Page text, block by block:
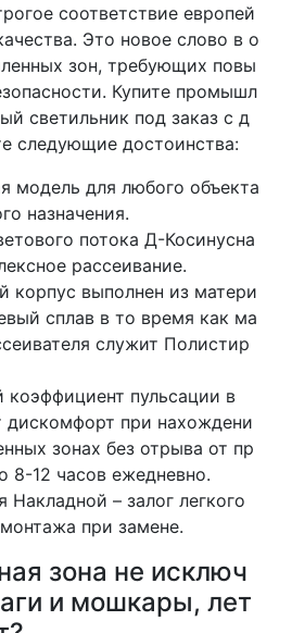
соответствие европей
Это новое слово в о
зон, требующих повы
Купите промышл
светильник под заказ с д
следующие достоинства:
модель для любого объекта
назначения.
потока Д-Косинусна
рассеивание.
корпус выполнен из матери
сплав в то время как ма
служит Полистир
пульсации в
дискомфорт при нахождени
зонах без отрыва от пр
8-12 часов ежедневно.
Накладной – залог легкого
при замене.
зона не исключ
и мошкары, лет